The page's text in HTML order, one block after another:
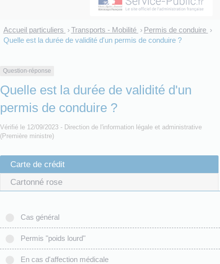
Accueil particuliers > Transports - Mobilité > Permis de conduire >
Quelle est la durée de validité d'un permis de conduire ?
Question-réponse
Quelle est la durée de validité d'un
permis de conduire ?
Vérifié le 12/09/2023 - Direction de l'information légale et administrative
(Première ministre)
Carte de crédit
Cartonné rose
Cas général
Permis "poids lourd"
En cas d'affection médicale